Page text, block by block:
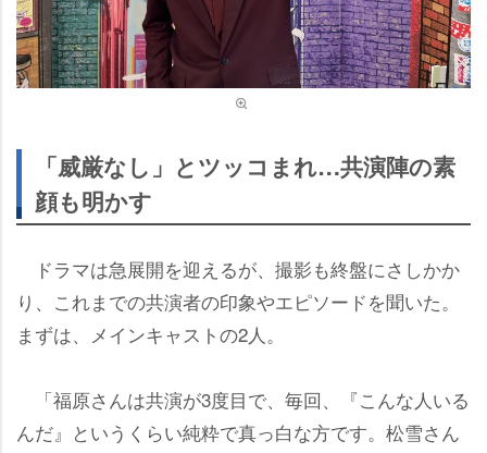
「威厳なし」とツッコまれ…共演陣の素
顔も明かす
ドラマは急展開を迎えるが、撮影も終盤にさしかか
り、これまでの共演者の印象やエピソードを聞いた。
まずは、メインキャストの2人。
「福原さんは共演が3度目で、毎回、『こんな人いる
んだ』というくらい純粋で真っ白な方です。松雪さん